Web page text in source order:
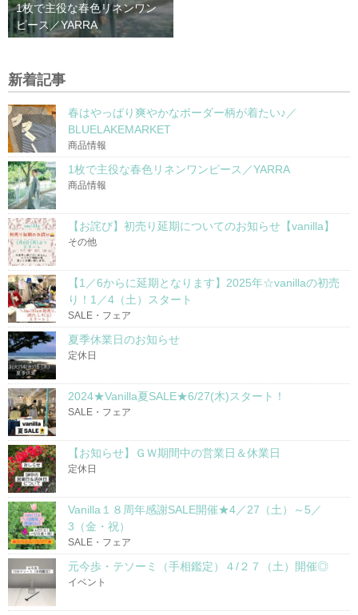
1枚で主役な春色リネンワン
ピース／YARRA
新着記事
春はやっぱり爽やかなボーダー柄が着たい♪／
BLUELAKEMARKET
商品情報
1枚で主役な春色リネンワンピース／YARRA
商品情報
【お詫び】初売り延期についてのお知らせ【vanilla】
その他
【1／6からに延期となります】2025年☆vanillaの初売
り！1／4（土）スタート
SALE・フェア
夏季休業日のお知らせ
定休日
2024★Vanilla夏SALE★6/27(木)スタート！
SALE・フェア
【お知らせ】ＧＷ期間中の営業日＆休業日
定休日
Vanilla１８周年感謝SALE開催★4／27（土）～5／
3（金・祝）
SALE・フェア
元今歩・テソーミ（手相鑑定）４/２７（土）開催◎
イベント